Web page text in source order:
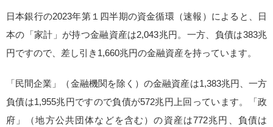
日本銀行の2023年第１四半期の資金循環（速報）によると、日
本の「家計」が持つ金融資産は2,043兆円。一方、負債は383兆
円ですので、差し引き1,660兆円の金融資産を持っています。
「民間企業」（金融機関を除く）の金融資産は1,383兆円、一方
負債は1,955兆円ですので負債が572兆円上回っています。「政
府」（地方公共団体などを含む）の資産は772兆円、負債は